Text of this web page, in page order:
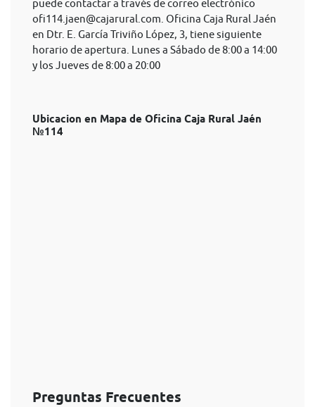
puede contactar a través de correo electrónico
ofi114.jaen@cajarural.com . Oficina Caja Rural Jaén
en Dtr. E. García Triviño López, 3, tiene siguiente
horario de apertura. Lunes a Sábado de 8:00 a 14:00
y los Jueves de 8:00 a 20:00
Ubicacion en Mapa de Oficina Caja Rural Jaén
№114
Preguntas Frecuentes